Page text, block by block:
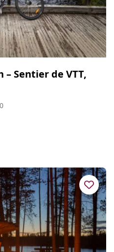
Sentier de VTT,